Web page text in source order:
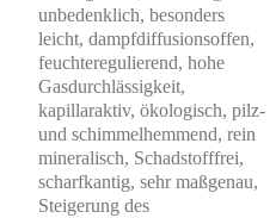
unbedenklich, besonders
leicht, dampfdiffusionsoffen,
feuchteregulierend, hohe
Gasdurchlässigkeit,
kapillaraktiv, ökologisch, pilz-
und schimmelhemmend, rein
mineralisch, Schadstofffrei,
scharfkantig, sehr maßgenau,
Steigerung des